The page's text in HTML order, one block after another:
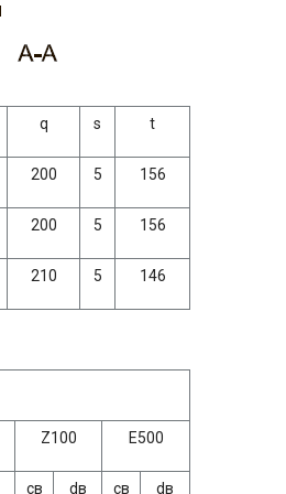
q s t
200 5 156
200 5 156
210 5 146
Z100 Е500
св dв св dв